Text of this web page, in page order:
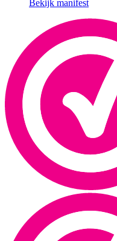
Bekijk manifest